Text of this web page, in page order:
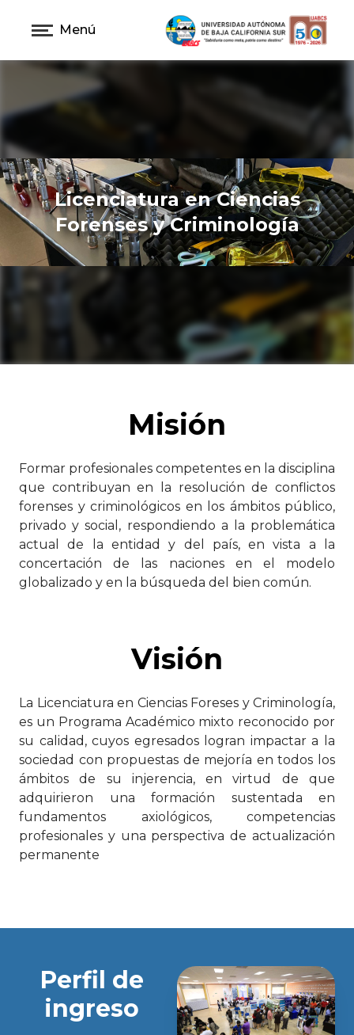
Menú
Licenciatura en Ciencias
Forenses y Criminología
Misión
Formar profesionales competentes en la disciplina
que contribuyan en la resolución de conflictos
forenses y criminológicos en los ámbitos público,
privado y social, respondiendo a la problemática
actual de la entidad y del país, en vista a la
concertación de las naciones en el modelo
globalizado y en la búsqueda del bien común.
Visión
La Licenciatura en Ciencias Foreses y Criminología,
es un Programa Académico mixto reconocido por
su calidad, cuyos egresados logran impactar a la
sociedad con propuestas de mejoría en todos los
ámbitos de su injerencia, en virtud de que
adquirieron una formación sustentada en
fundamentos axiológicos, competencias
profesionales y una perspectiva de actualización
permanente
Perfil de
ingreso